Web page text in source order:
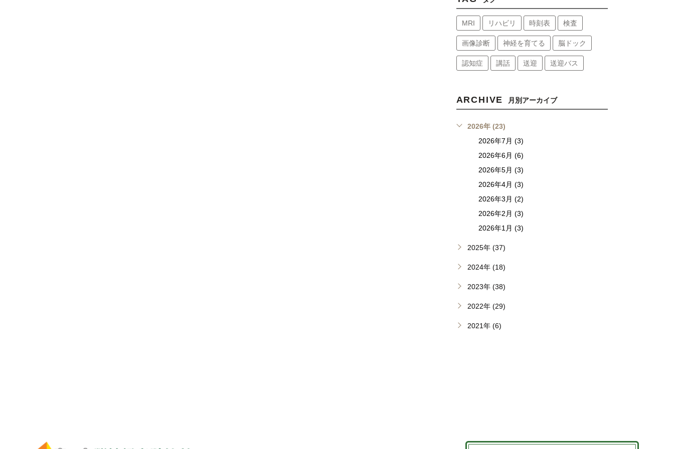
MRI リハビリ 時刻表 検査
画像診断 神経を育てる 脳ドック
認知症 講話 送迎 送迎バス
ARCHIVE 月別アーカイブ
2026年 (23)
2026年7月 (3)
2026年6月 (6)
2026年5月 (3)
2026年4月 (3)
2026年3月 (2)
2026年2月 (3)
2026年1月 (3)
2025年 (37)
2024年 (18)
2023年 (38)
2022年 (29)
2021年 (6)